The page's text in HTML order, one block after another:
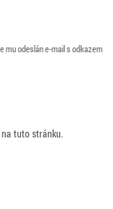
mu odeslán e-mail s odkazem
na tuto stránku.